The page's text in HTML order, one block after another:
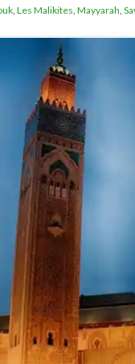
Les Malikites Mayyarah